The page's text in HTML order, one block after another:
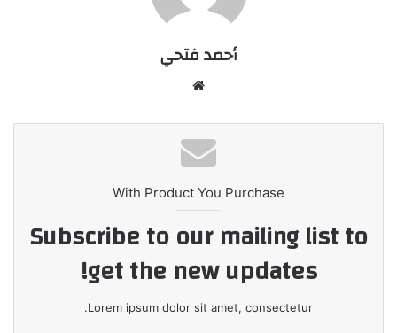
أحمد فتحي
With Product You Purchase
Subscribe to our mailing list to
get the new updates!
Lorem ipsum dolor sit amet, consectetur.